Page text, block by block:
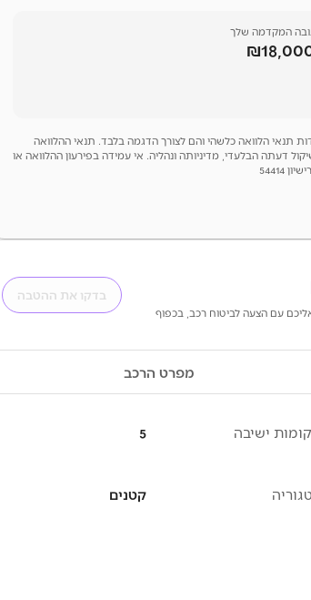
המקדמה שלך
תנאי הלוואה כלשהי והם לצורך הדגמה בלבד. תנאי ההלוואה
דעתה הבלעדי, מדיניותה ונהליה. אי עמידה בפירעון ההלוואה או
בדקו את ההטבה
עם הצעה לביטוח רכב, בכפוף
מפרט הרכב
ישיבה 5
קטנים